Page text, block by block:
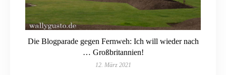
Die Blogparade gegen Fernweh: Ich will wieder nach
… Großbritannien!
12. März 2021